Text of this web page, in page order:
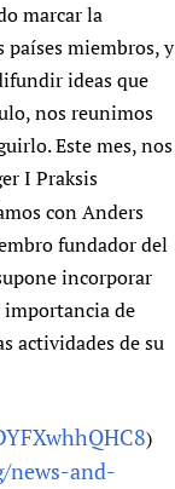
marcar la
miembros, y
ideas que
nos reunimos
Este mes, nos
I Praksis
con Anders
fundador del
incorporar
importancia de
actividades de su
)
news-and-